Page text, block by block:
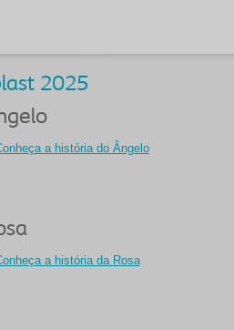
2025
a história do Ângelo
a história da Rosa